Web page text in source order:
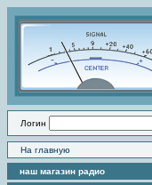
Логин
На главную
наш магазин радио